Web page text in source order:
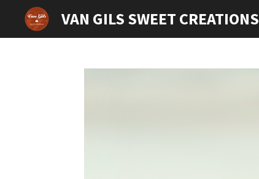
direct
VAN GILS SWEET CREATIONS